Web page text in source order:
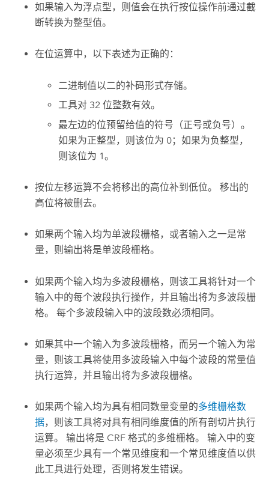
如果输入为浮点型，则值会在执行按位操作前通过截
断转换为整型值。
在位运算中，以下表述为正确的：
二进制值以二的补码形式存储。
工具对 32 位整数有效。
最左边的位预留给值的符号（正号或负号）。
如果为正整型，则该位为 0；如果为负整型，
则该位为 1。
按位左移运算不会将移出的高位补到低位。 移出的
高位将被删去。
如果两个输入均为单波段栅格，或者输入之一是常
量，则输出将是单波段栅格。
如果两个输入均为多波段栅格，则该工具将针对一个
输入中的每个波段执行操作，并且输出将为多波段栅
格。 每个多波段输入中的波段数必须相同。
如果其中一个输入为多波段栅格，而另一个输入为常
量，则该工具将使用多波段输入中每个波段的常量值
执行运算，并且输出将为多波段栅格。
如果两个输入均为具有相同数量变量的多维栅格数
据，则该工具将对具有相同维度值的所有剖切片执行
运算。 输出将是 CRF 格式的多维栅格。 输入中的变
量必须至少具有一个常见维度和一个常见维度值以供
此工具进行处理，否则将发生错误。